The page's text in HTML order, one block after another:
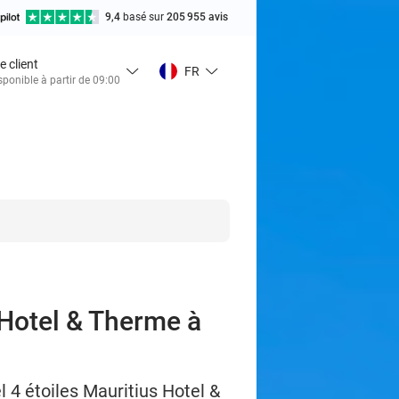
9,4 basé sur 205 955 avis
client
à partir de 09:00
FR
& Therme à
4 étoiles Mauritius Hotel &